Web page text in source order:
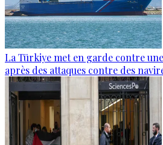
La Türkiye met en garde contre
après des attaques contre des